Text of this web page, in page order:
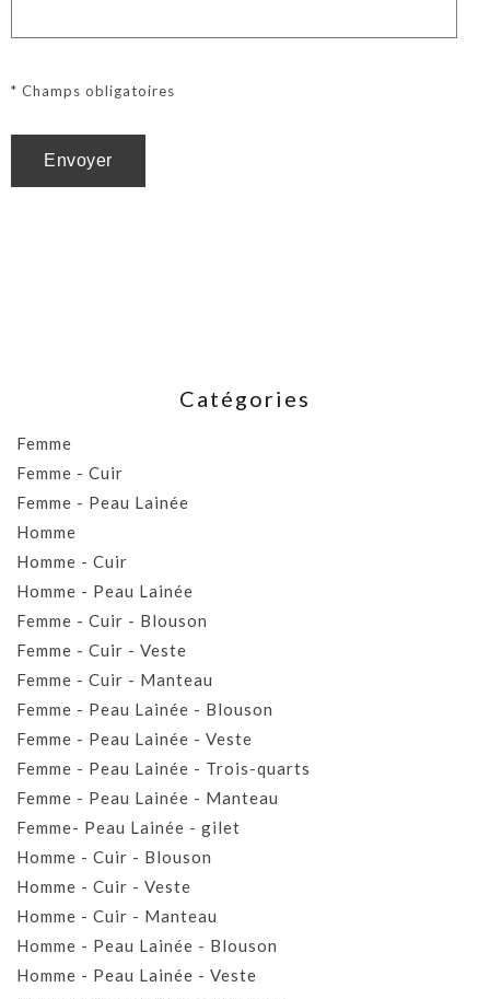
* Champs obligatoires
Catégories
Femme
Femme - Cuir
Femme - Peau Lainée
Homme
Homme - Cuir
Homme - Peau Lainée
Femme - Cuir - Blouson
Femme - Cuir - Veste
Femme - Cuir - Manteau
Femme - Peau Lainée - Blouson
Femme - Peau Lainée - Veste
Femme - Peau Lainée - Trois-quarts
Femme - Peau Lainée - Manteau
Femme- Peau Lainée - gilet
Homme - Cuir - Blouson
Homme - Cuir - Veste
Homme - Cuir - Manteau
Homme - Peau Lainée - Blouson
Homme - Peau Lainée - Veste